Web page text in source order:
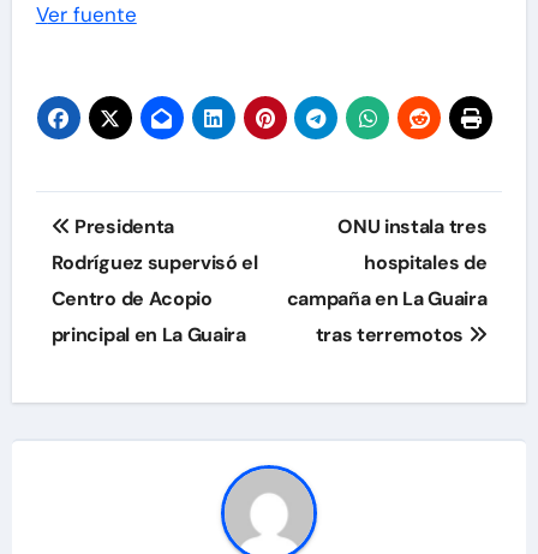
Ver fuente
Navegación
de
entradas
Presidenta
Rodríguez supervisó el
Centro de Acopio
principal en La Guaira
ONU instala tres
hospitales de
campaña en La Guaira
tras terremotos